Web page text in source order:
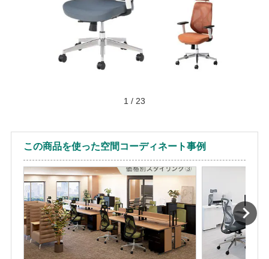
1 / 23
この商品を使った空間コーディネート事例